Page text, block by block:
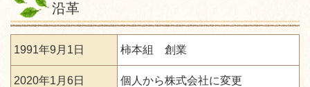
沿革
1991年9月1日 柿本組 創業
2020年1月6日 個人から株式会社に変更